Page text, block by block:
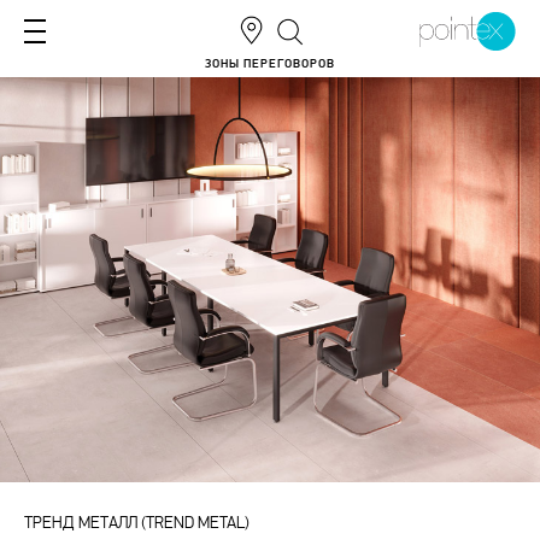
ЗОНЫ ПЕРЕГОВОРОВ
ТРЕНД МЕТАЛЛ (TREND METAL)